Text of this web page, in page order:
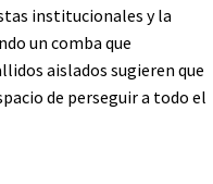
institucionales y la
un comba que
aislados sugieren que
de perseguir a todo el